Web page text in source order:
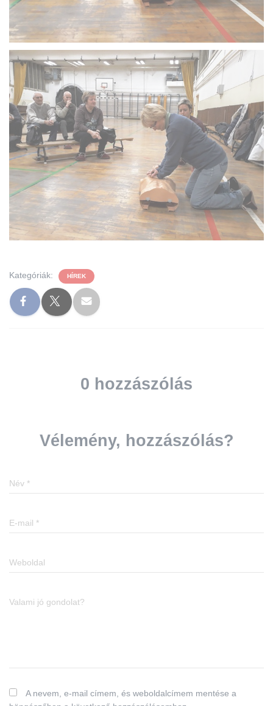
Kategóriák: HÍREK
0 hozzászólás
Vélemény, hozzászólás?
Név *
E-mail *
Weboldal
Valami jó gondolat?
A nevem, e-mail címem, és weboldalcímem mentése a